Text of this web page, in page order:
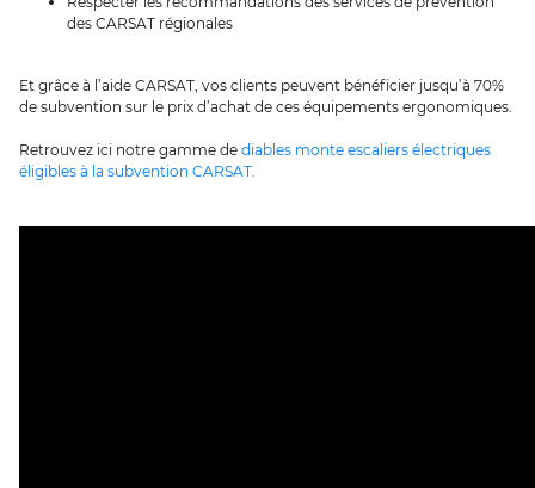
des CARSAT régionales
Et grâce à l’aide CARSAT, vos clients peuvent bénéficier jusqu’à 70%
de subvention sur le prix d’achat de ces équipements ergonomiques.
Retrouvez ici notre gamme de diables monte escaliers électriques
éligibles à la subvention CARSAT.